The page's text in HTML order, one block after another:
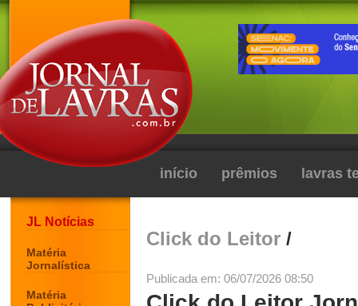
início prêmios lavras
JL Notícias
Matéria
Jornalística
Matéria
Click do Leitor /
Publicada em: 06/07/2026 08:50